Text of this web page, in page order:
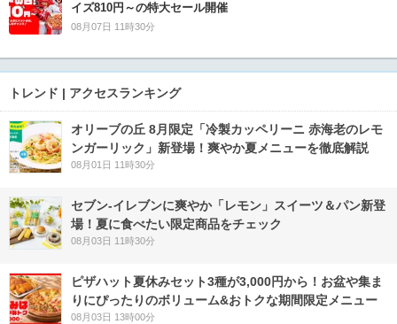
イズ810円～の特大セール開催
08月07日 11時30分
トレンド | アクセスランキング
オリーブの丘 8月限定「冷製カッペリーニ 赤海老のレモ
ンガーリック」新登場！爽やか夏メニューを徹底解説
08月01日 11時30分
セブン‐イレブンに爽やか「レモン」スイーツ＆パン新登
場！夏に食べたい限定商品をチェック
08月03日 11時30分
ピザハット夏休みセット3種が3,000円から！お盆や集ま
りにぴったりのボリューム&おトクな期間限定メニュー
08月03日 13時00分